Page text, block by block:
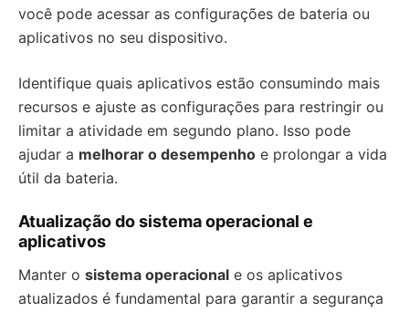
você pode acessar as configurações de bateria ou
aplicativos no seu dispositivo.
Identifique quais aplicativos estão consumindo mais
recursos e ajuste as configurações para restringir ou
limitar a atividade em segundo plano. Isso pode
ajudar a melhorar o desempenho e prolongar a vida
útil da bateria.
Atualização do sistema operacional e
aplicativos
Manter o sistema operacional e os aplicativos
atualizados é fundamental para garantir a segurança